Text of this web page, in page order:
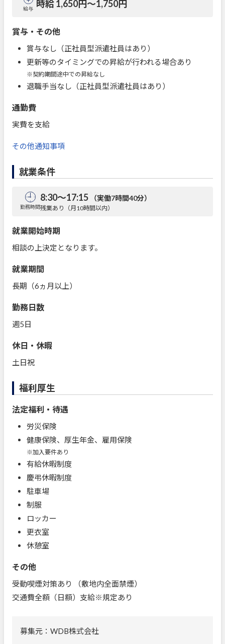
給与 時給 1,650円〜1,750円
賞与・その他
賞与なし（正社員型派遣社員はあり）
更新等のタイミングでの昇給が行われる場合あり
※契約期間途中での昇給なし
退職手当なし（正社員型派遣社員はあり）
通勤費
実費を支給
その他通知事項
就業条件
勤務時間
8:30～17:15 （実働7時間40分）
残業あり（月10時間以内）
就業開始時期
相談の上決定となります。
就業期間
長期（6ヵ月以上）
勤務日数
週5日
休日・休暇
土日祝
福利厚生
法定福利・待遇
労災保険
健康保険、厚生年金、雇用保険
※加入要件あり
有給休暇制度
慶弔休暇制度
駐車場
制服
ロッカー
更衣室
休憩室
その他
受動喫煙対策あり （敷地内全面禁煙）
交通費全額（日額）支給※規定あり
募集元：WDB株式会社